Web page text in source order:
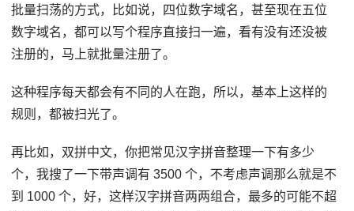
批量扫荡的方式，比如说，四位数字域名，甚至现在五位
数字域名，都可以写个程序直接扫一遍，看有没有还没被
注册的，马上就批量注册了。
这种程序每天都会有不同的人在跑，所以，基本上这样的
规则，都被扫光了。
再比如，双拼中文，你把常见汉字拼音整理一下有多少
个，我搜了一下带声调有 3500 个，不考虑声调那么就是不
到 1000 个，好，这样汉字拼音两两组合，最多的可能不超